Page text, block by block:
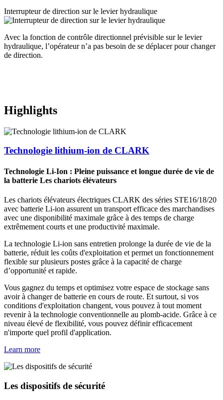
Interrupteur de direction sur le levier hydraulique
Avec la fonction de contrôle directionnel prévisible sur le levier
hydraulique, l’opérateur n’a pas besoin de se déplacer pour changer
de direction.
Highlights
Technologie lithium-ion de CLARK
Technologie Li-Ion : Pleine puissance et longue durée de vie de
la batterie Les chariots élévateurs
Les chariots élévateurs électriques CLARK des séries STE16/18/20
avec batterie Li-ion assurent un transport efficace des marchandises
avec une disponibilité maximale grâce à des temps de charge
extrêmement courts et une productivité maximale.
La technologie Li-ion sans entretien prolonge la durée de vie de la
batterie, réduit les coûts d'exploitation et permet un fonctionnement
flexible sur plusieurs postes grâce à la capacité de charge
d’opportunité et rapide.
Vous gagnez du temps et optimisez votre espace de stockage sans
avoir à changer de batterie en cours de route. Et surtout, si vos
conditions d'exploitation changent, vous pouvez à tout moment
revenir à la technologie conventionnelle au plomb-acide. Grâce à ce
niveau élevé de flexibilité, vous pouvez définir efficacement
n'importe quel profil d'application.
Learn more
Les dispositifs de sécurité